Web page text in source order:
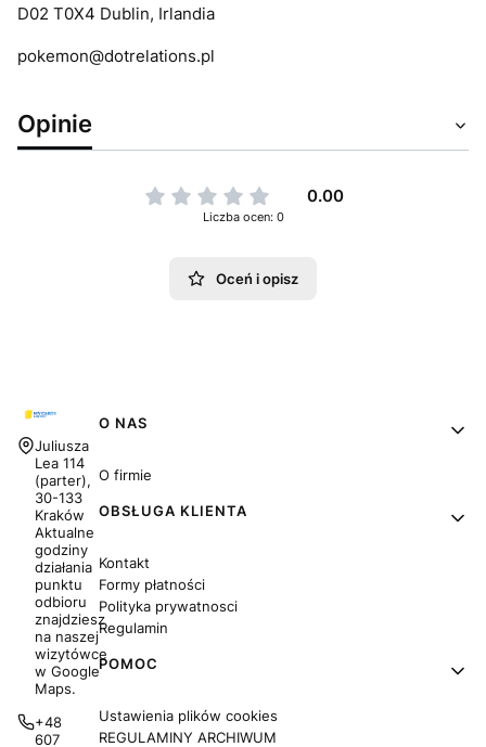
D02 T0X4 Dublin, Irlandia
pokemon@dotrelations.pl
Opinie
0.00
Liczba ocen: 0
Oceń i opisz
Adres:
Juliusza
Lea 114
(parter),
30-133
Kraków
Aktualne
godziny
działania
punktu
odbioru
znajdziesz
na naszej
wizytówce
w Google
Maps.
+48
607
Linki w stopce
O NAS
O firmie
OBSŁUGA KLIENTA
Kontakt
Formy płatności
Polityka prywatnosci
Regulamin
POMOC
Ustawienia plików cookies
REGULAMINY ARCHIWUM